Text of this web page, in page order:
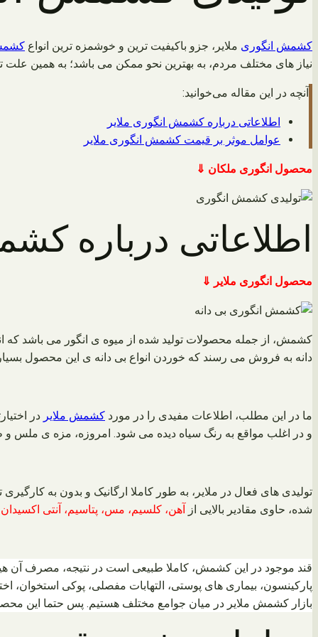
کشمش انگوری ملایر، جزو باکیفیت ترین و خوشمزه ترین انواع
نیاز های مختلف مردم، به بهترین نحو ممکن می باشد؛ به همین علت
آنچه در این مقاله می‌خوانید:
اطلاعاتی درباره کشمش انگوری ملایر
عوامل موثر بر قیمت کشمش انگوری ملایر
محصول انگوری ملکان ⇓
اطلاعاتی درباره
محصول انگوری ملایر ⇓
کشمش، از جمله محصولات تولید شده از میوه ی انگور می باشد که
دانه به فروش می رسند که خوردن انواع بی دانه ی این محصول
ما در این مطلب، اطلاعات مفیدی را در مورد کشمش ملایر در
و در اغلب مواقع به رنگ سیاه دیده می شود. امروزه، مزه ی ملس و
تولیدی های فعال در ملایر، به طور کاملا ارگانیک و بدون به
شده، حاوی مقادیر بالایی از آهن، کلسیم، مس، پتاسیم، آنتی اکسیدان،
قند موجود در این کشمش، کاملا طبیعی است در نتیجه، مصرف آن
پارکینسون، بیماری های پوستی، التهابات مفصلی، پوکی
بازار کشمش ملایر در میان جوامع مختلف هستیم. پس حتما این